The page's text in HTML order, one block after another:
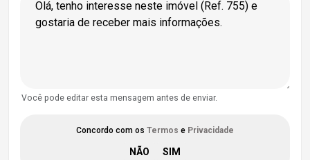
Você pode editar esta mensagem antes de enviar.
Concordo com os Termos e Privacidade